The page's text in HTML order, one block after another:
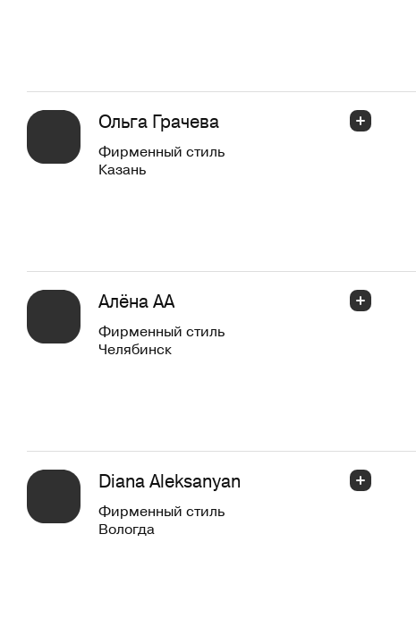
Ольга Грачева
Фирменный стиль
Казань
Алёна АА
Фирменный стиль
Челябинск
Diana Aleksanyan
Фирменный стиль
Вологда